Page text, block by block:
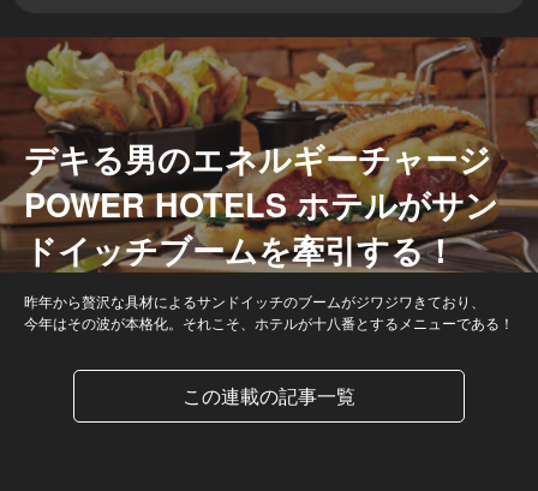
デキる男のエネルギーチャージ
POWER HOTELS ホテルがサン
ドイッチブームを牽引する！
昨年から贅沢な具材によるサンドイッチのブームがジワジワきており、
今年はその波が本格化。それこそ、ホテルが十八番とするメニューである！
この連載の記事一覧